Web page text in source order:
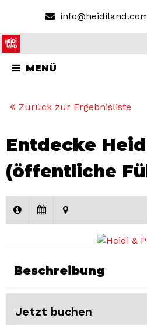
MENÜ
Zurück zur Ergebnisliste
Entdecke
(öffentliche
Beschreibung
Jetzt buchen